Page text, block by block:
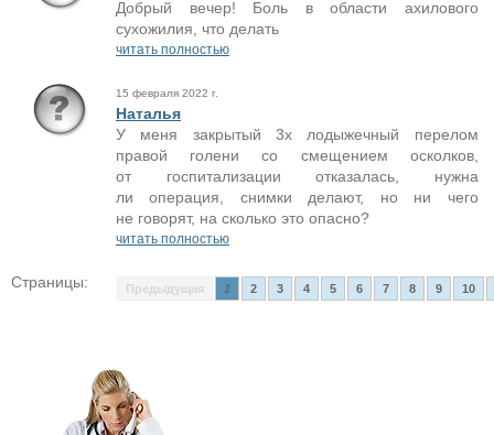
Добрый вечер! Боль в области ахилового
сухожилия, что делать
читать полностью
15 февраля 2022 г.
Наталья
У меня закрытый 3х лодыжечный перелом
правой голени со смещением осколков,
от госпитализации отказалась, нужна
ли операция, снимки делают, но ни чего
не говорят, на сколько это опасно?
читать полностью
Страницы: Предыдущая 1 2 3 4 5 6 7 8 9 10